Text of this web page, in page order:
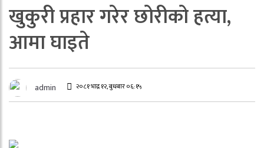
खुकुरी प्रहार गरेर छोरीको हत्या,
आमा घाइते
admin २०८१ भाद्र १२, बुधबार ०६:१५